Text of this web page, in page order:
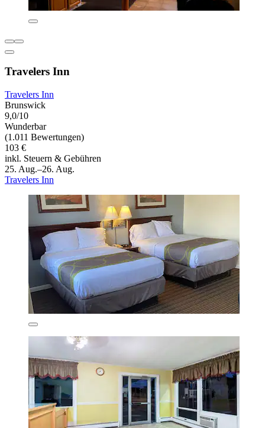
Travelers Inn
Travelers Inn
Brunswick
9,0/10
Wunderbar
(1.011 Bewertungen)
103 €
inkl. Steuern & Gebühren
25. Aug.–26. Aug.
Travelers Inn